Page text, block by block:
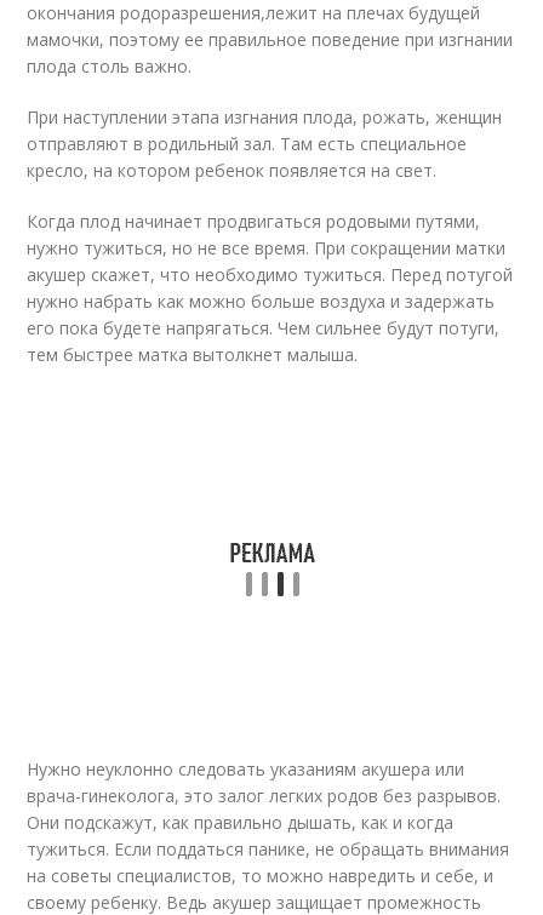
окончания родоразрешения,лежит на плечах будущей
мамочки, поэтому ее правильное поведение при изгнании
плода столь важно.
При наступлении этапа изгнания плода, рожать, женщин
отправляют в родильный зал. Там есть специальное
кресло, на котором ребенок появляется на свет.
Когда плод начинает продвигаться родовыми путями,
нужно тужиться, но не все время. При сокращении матки
акушер скажет, что необходимо тужиться. Перед потугой
нужно набрать как можно больше воздуха и задержать
его пока будете напрягаться. Чем сильнее будут потуги,
тем быстрее матка вытолкнет малыша.
Нужно неуклонно следовать указаниям акушера или
врача-гинеколога, это залог легких родов без разрывов.
Они подскажут, как правильно дышать, как и когда
тужиться. Если поддаться панике, не обращать внимания
на советы специалистов, то можно навредить и себе, и
своему ребенку. Ведь акушер защищает промежность